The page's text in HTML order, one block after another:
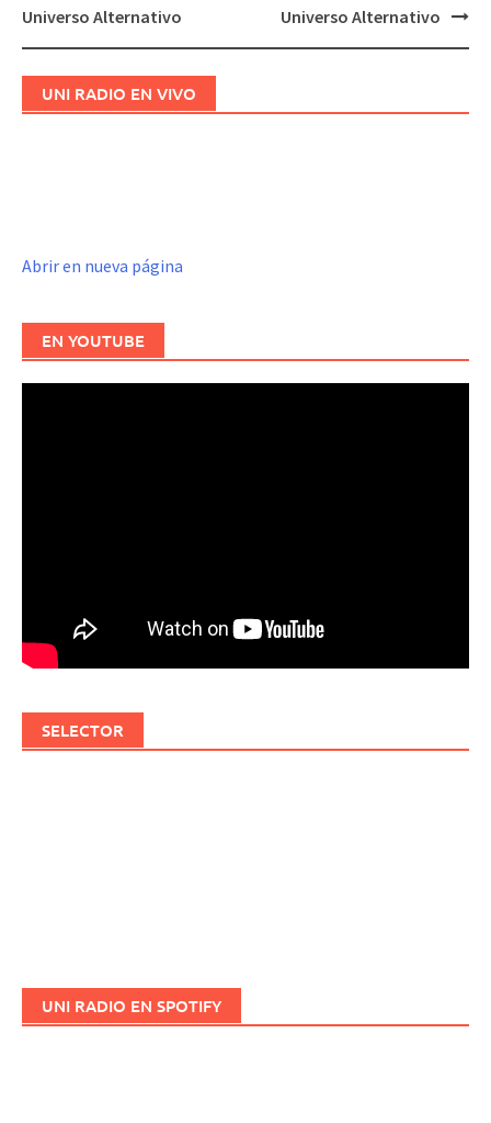
Navegación
Universo Alternativo
Universo Alternativo
UNI RADIO EN VIVO
Abrir en nueva página
EN YOUTUBE
SELECTOR
UNI RADIO EN SPOTIFY